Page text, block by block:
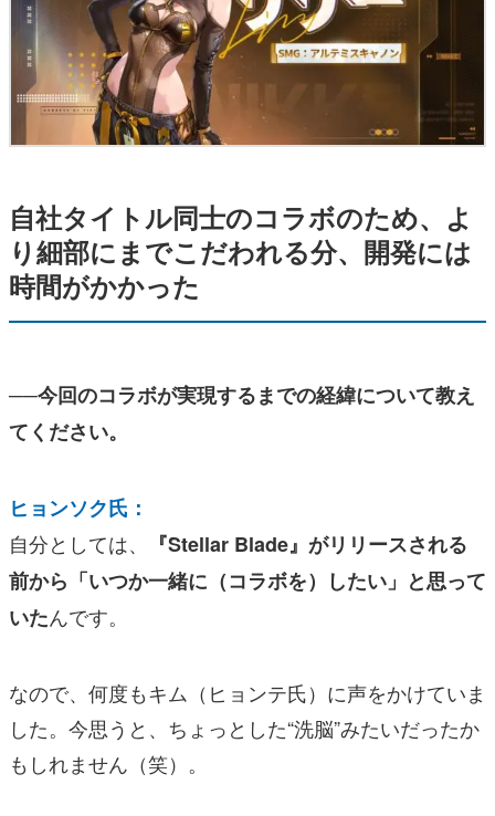
自社タイトル同士のコラボのため、よ
り細部にまでこだわれる分、開発には
時間がかかった
──今回のコラボが実現するまでの経緯について教え
てください。
ヒョンソク氏：
自分としては、
『Stellar Blade』がリリースされる
前から「いつか一緒に（コラボを）したい」と思って
いたんです。
なので、何度もキム（ヒョンテ氏）に声をかけていま
した。今思うと、ちょっとした“洗脳”みたいだったか
もしれません（笑）。